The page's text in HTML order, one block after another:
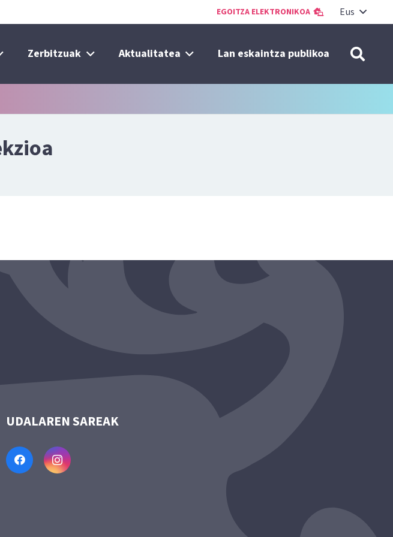
EGOITZA ELEKTRONIKOA Eus
Zerbitzuak Aktualitatea Lan eskaintza publikoa
UDALAREN SAREAK